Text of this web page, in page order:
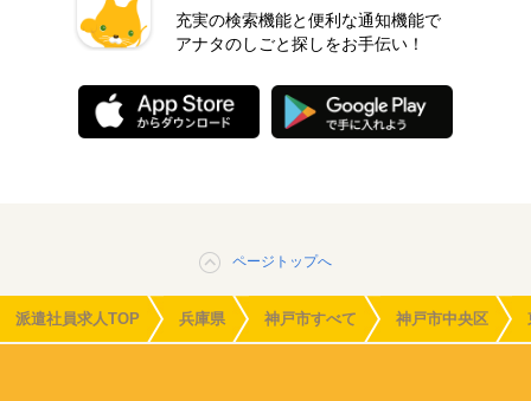
充実の検索機能と便利な通知機能で
アナタのしごと探しをお手伝い！
ページトップへ
派遣社員求人TOP 兵庫県 神戸市すべて 神戸市中央区